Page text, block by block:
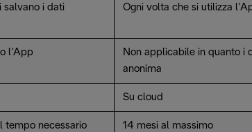
salvano i dati
Ogni volta che si utilizza
l’App
Non applicabile in quanto i
anonima
Su cloud
tempo necessario 14 mesi al massimo